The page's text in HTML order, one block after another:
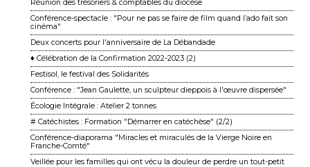
Réunion des trésoriers & comptables du diocèse
Conférence-spectacle : "Pour ne pas se faire de film quand l’ado fait son
cinéma"
Deux concerts pour l'anniversaire de La Débandade
♦ Célébration de la Confirmation 2022-2023 (2)
Festisol, le festival des Solidarités
Conférence : "Jean Gaulette, un sculpteur dieppois à l'œuvre dispersée"
Écologie Intégrale : Atelier 2 tonnes
# Catéchistes : Formation "Démarrer en catéchèse" (2/2)
Conférence-diaporama "Miracles et miraculés de la Vierge Noire en
Franche-Comté"
Veillée pour les familles qui ont vécu la douleur de perdre un tout-petit